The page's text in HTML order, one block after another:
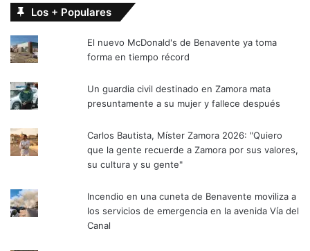
Los + Populares
El nuevo McDonald's de Benavente ya toma
forma en tiempo récord
Un guardia civil destinado en Zamora mata
presuntamente a su mujer y fallece después
Carlos Bautista, Míster Zamora 2026: "Quiero
que la gente recuerde a Zamora por sus valores,
su cultura y su gente"
Incendio en una cuneta de Benavente moviliza a
los servicios de emergencia en la avenida Vía del
Canal